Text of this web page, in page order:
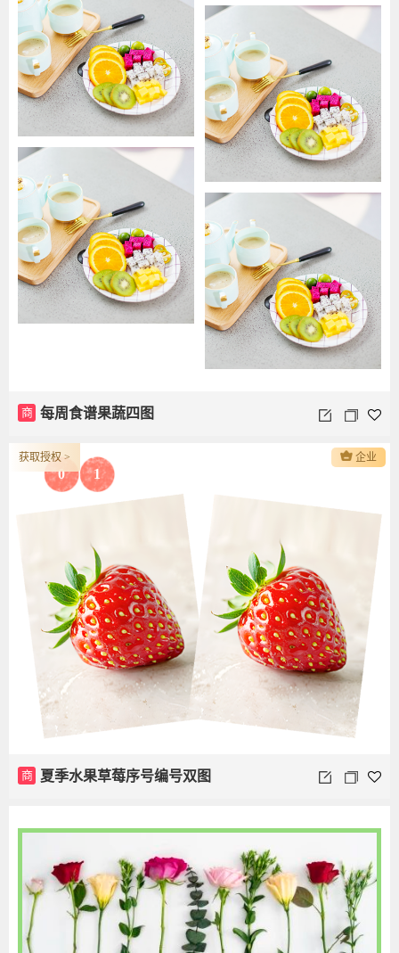
商 每周食谱果蔬四图
0 1
商 夏季水果草莓序号编号双图
获取授权 > 企业